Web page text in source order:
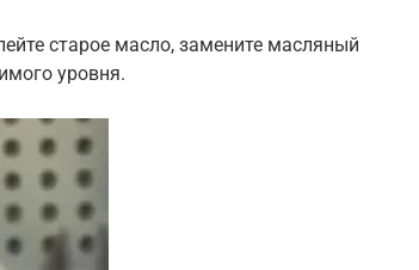
старое масло, замените масляный
уровня.